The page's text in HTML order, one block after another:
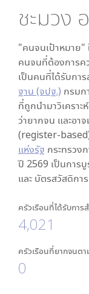
ชะมวง
"คนจนเป้าหมาย"
คนจนที่ต้องการค
เป็นคนที่ได้รับการ
ฐาน (จปฐ.) กรมก
ที่ถูกนำมาวิเครา
ว่ายากจน และอา
(register-
แห่งรัฐ กระทรวง
ปี 2569 เป็นการ
และ บัตรสวัสดิกา
ครัวเรือนที่ได้รับการ
4,021
ครัวเรือนที่ยากจนต
0